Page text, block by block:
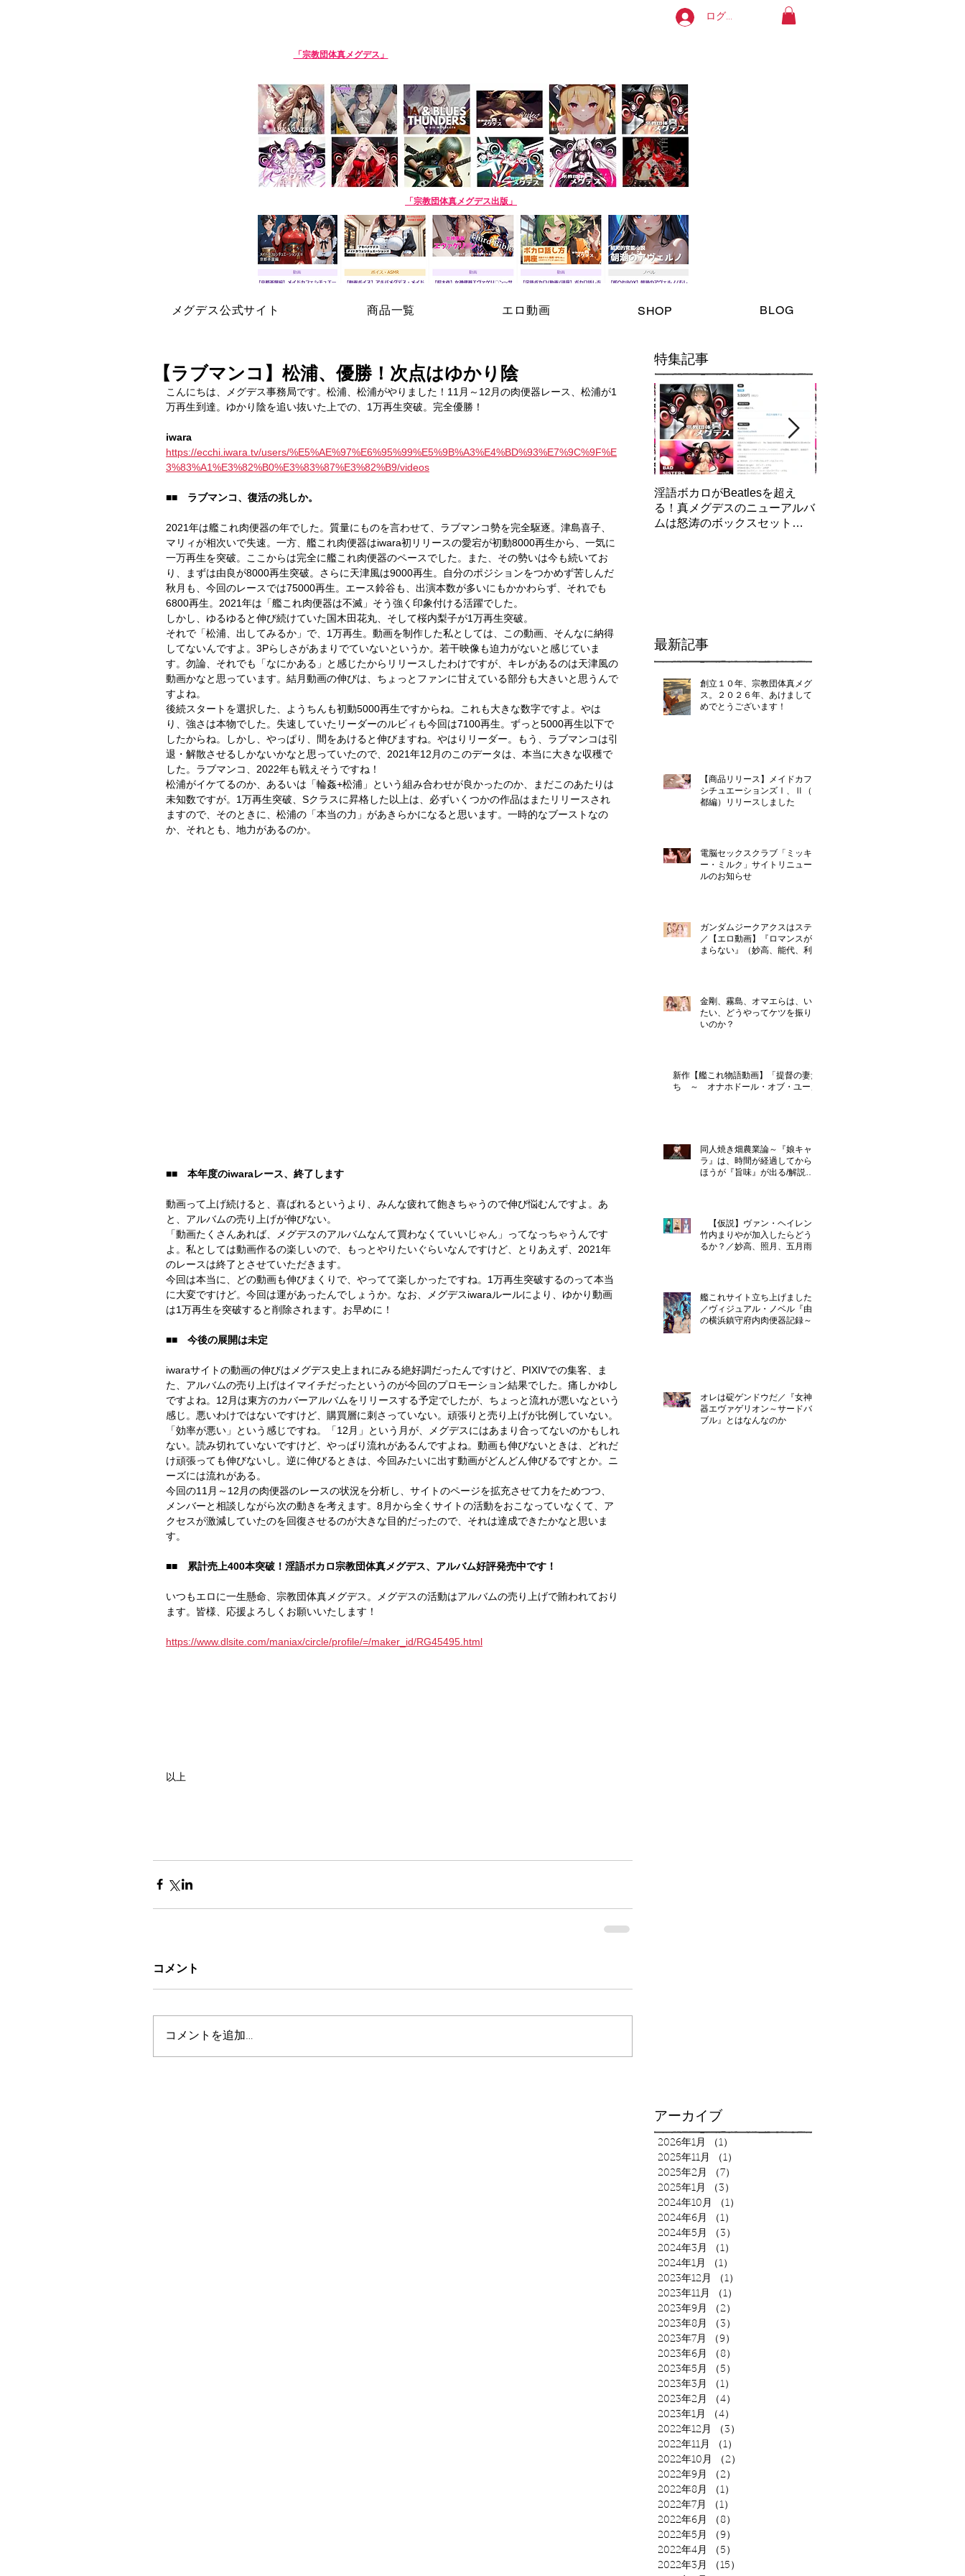
ログイン
「宗教団体真メグデス」
「宗教団体真メグデス出版」
メグデス公式サイト 商品一覧 エロ動画 SHOP BLOG
【ラブマンコ】松浦、優勝！次点はゆかり陰
こんにちは、メグデス事務局です。松浦、松浦がやりました！11月～12月の肉便器レース、松浦が1
万再生到達。ゆかり陰を追い抜いた上での、1万再生突破。完全優勝！
iwara
https://ecchi.iwara.tv/users/%E5%AE%97%E6%95%99%E5%9B%A3%E4%BD%93%E7%9C%9F%E
3%83%A1%E3%82%B0%E3%83%87%E3%82%B9/videos
■■　ラブマンコ、復活の兆しか。
2021年は艦これ肉便器の年でした。質量にものを言わせて、ラブマンコ勢を完全駆逐。津島喜子、
マリィが相次いで失速。一方、艦これ肉便器はiwara初リリースの愛宕が初動8000再生から、一気に
一万再生を突破。ここからは完全に艦これ肉便器のペースでした。また、その勢いは今も続いてお
り、まずは由良が8000再生突破。さらに天津風は9000再生。自分のポジションをつかめず苦しんだ
秋月も、今回のレースでは75000再生。エース鈴谷も、出演本数が多いにもかかわらず、それでも
6800再生。2021年は「艦これ肉便器は不滅」そう強く印象付ける活躍でした。
しかし、ゆるゆると伸び続けていた国木田花丸、そして桜内梨子が1万再生突破。
それで「松浦、出してみるか」で、1万再生。動画を制作した私としては、この動画、そんなに納得
してないんですよ。3Pらしさがあまりでていないというか。若干映像も迫力がないと感じていま
す。勿論、それでも「なにかある」と感じたからリリースしたわけですが、キレがあるのは天津風の
動画かなと思っています。結月動画の伸びは、ちょっとファンに甘えている部分も大きいと思うんで
すよね。
後続スタートを選択した、ようちんも初動5000再生ですからね。これも大きな数字ですよ。やは
り、強さは本物でした。失速していたリーダーのルビィも今回は7100再生。ずっと5000再生以下で
したからね。しかし、やっぱり、間をあけると伸びますね。やはりリーダー。もう、ラブマンコは引
退・解散させるしかないかなと思っていたので、2021年12月のこのデータは、本当に大きな収穫で
した。ラブマンコ、2022年も戦えそうですね！
松浦がイケてるのか、あるいは「輪姦+松浦」という組み合わせが良かったのか、まだこのあたりは
未知数ですが。1万再生突破、Sクラスに昇格した以上は、必ずいくつかの作品はまたリリースされ
ますので、そのときに、松浦の「本当の力」があきらかになると思います。一時的なブーストなの
か、それとも、地力があるのか。
■■　本年度のiwaraレース、終了します
動画って上げ続けると、喜ばれるというより、みんな疲れて飽きちゃうので伸び悩むんですよ。あ
と、アルバムの売り上げが伸びない。
「動画たくさんあれば、メグデスのアルバムなんて買わなくていいじゃん」ってなっちゃうんです
よ。私としては動画作るの楽しいので、もっとやりたいぐらいなんですけど、とりあえず、2021年
のレースは終了とさせていただきます。
今回は本当に、どの動画も伸びまくりで、やってて楽しかったですね。1万再生突破するのって本当
に大変ですけど。今回は運があったんでしょうか。なお、メグデスiwaraルールにより、ゆかり動画
は1万再生を突破すると削除されます。お早めに！
■■　今後の展開は未定
iwaraサイトの動画の伸びはメグデス史上まれにみる絶好調だったんですけど、PIXIVでの集客、ま
た、アルバムの売り上げはイマイチだったというのが今回のプロモーション結果でした。痛しかゆし
ですよね。12月は東方のカバーアルバムをリリースする予定でしたが、ちょっと流れが悪いなという
感じ。悪いわけではないですけど、購買層に刺さっていない。頑張りと売り上げが比例していない。
「効率が悪い」という感じですね。「12月」という月が、メグデスにはあまり合ってないのかもしれ
ない。読み切れていないですけど、やっぱり流れがあるんですよね。動画も伸びないときは、どれだ
け頑張っても伸びないし。逆に伸びるときは、今回みたいに出す動画がどんどん伸びるですとか。ニ
ーズには流れがある。
今回の11月～12月の肉便器のレースの状況を分析し、サイトのページを拡充させて力をためつつ、
メンバーと相談しながら次の動きを考えます。8月から全くサイトの活動をおこなっていなくて、ア
クセスが激減していたのを回復させるのが大きな目的だったので、それは達成できたかなと思いま
す。
■■　累計売上400本突破！淫語ボカロ宗教団体真メグデス、アルバム好評発売中です！
いつもエロに一生懸命、宗教団体真メグデス。メグデスの活動はアルバムの売り上げで賄われており
ます。皆様、応援よろしくお願いいたします！
https://www.dlsite.com/maniax/circle/profile/=/maker_id/RG45495.html
以上
コメント
コメントを追加…
特集記事
淫語ボカロがBeatlesを超え
る！真メグデスのニューアルバ
ムは怒涛のボックスセット
最新記事
創立１０年、宗教団体真メグデ
ス。２０２６年、あけましてお
めでとうございます！
【商品リリース】メイドカフェ
シチュエーションズⅠ、Ⅱ（京
都編）リリースしました
電脳セックスクラブ「ミッキ
ー・ミルク」サイトリニューア
ルのお知らせ
ガンダムジークアクスはステマ
／【エロ動画】『ロマンスが止
まらない』（妙高、能代、利
金剛、霧島、オマエらは、いっ
たい、どうやってケツを振りた
いのか？
新作【艦これ物語動画】「提督の妻た
ち ～ オナホドール・オブ・ユー」
同人焼き畑農業論～『娘キャ
ラ』は、時間が経過してからの
ほうが『旨味』が出る/解説
【仮説】ヴァン・ヘイレンに
竹内まりやが加入したらどうな
るか？／妙高、照月、五月雨は
艦これサイト立ち上げました！
／ヴィジュアル・ノベル『由良
の横浜鎮守府内肉便器記録～提
オレは碇ゲンドウだ／『女神便
器エヴァゲリオン～サードバイ
ブル』とはなんなのか
アーカイブ
2026年1月 （1）
2025年11月
（1）
2025年2月
（7）
2025年1月
（3）
2024年10月
（1）
2024年6月
（1）
2024年5月
（3）
2024年3月
（1）
2024年1月
（1）
2023年12月
（1）
2023年11月
（1）
2023年9月
（2）
2023年8月
（3）
2023年7月
（9）
2023年6月
（8）
2023年5月
（5）
2023年3月
（1）
2023年2月
（4）
2023年1月
（4）
2022年12月
（3）
2022年11月
（1）
2022年10月
（2）
2022年9月
（2）
2022年8月
（1）
2022年7月
（1）
2022年6月
（8）
2022年5月
（9）
2022年4月
（5）
2022年3月
（15）